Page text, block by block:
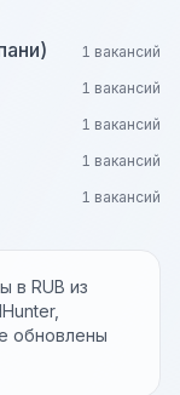
1 вакансий
1 вакансий
1 вакансий
1 вакансий
1 вакансий
в RUB из
обновлены